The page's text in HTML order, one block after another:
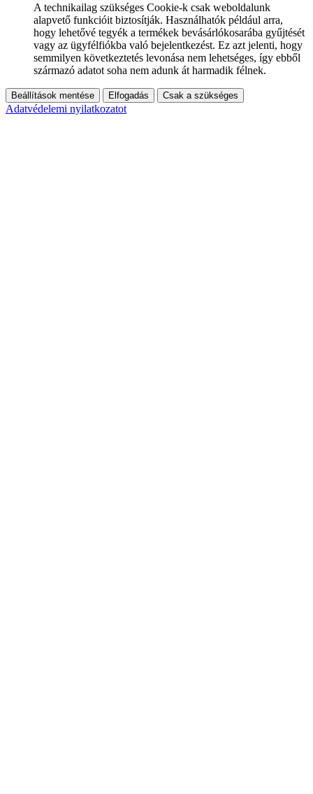
A technikailag szükséges Cookie-k csak weboldalunk
alapvető funkcióit biztosítják. Használhatók például arra,
hogy lehetővé tegyék a termékek bevásárlókosarába gyűjtését
vagy az ügyfélfiókba való bejelentkezést. Ez azt jelenti, hogy
semmilyen következtetés levonása nem lehetséges, így ebből
származó adatot soha nem adunk át harmadik félnek.
Beállítások mentése Elfogadás Csak a szükséges
Adatvédelemi nyilatkozatot